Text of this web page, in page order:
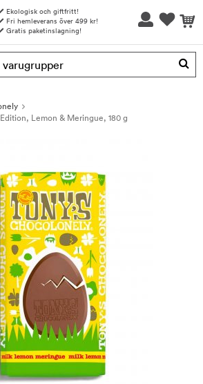
Ekologisk och giftfritt!
Fri hemleverans över 499 kr!
Gratis paketinslagning!
har blivit tillagd i varukorgen
Lemon & Meringue, 180 g